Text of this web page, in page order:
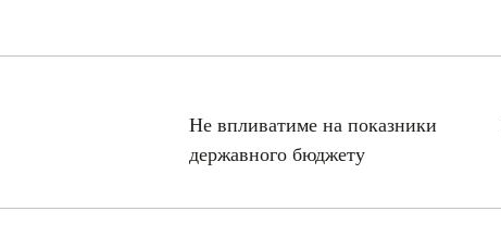
Не впливатиме на показники
державного бюджету